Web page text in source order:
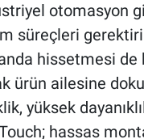
otomasyon
süreçleri
hissetmesi de
ürün ailesine
yüksek
hassas